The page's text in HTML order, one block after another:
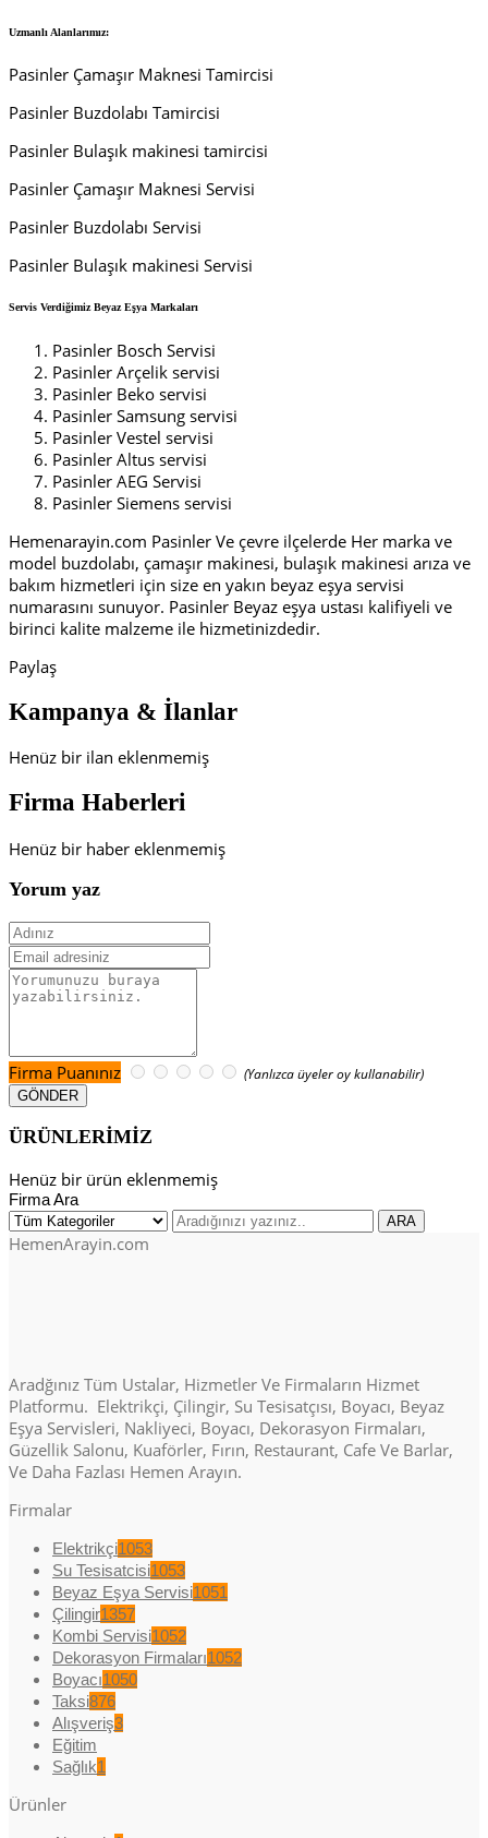
Uzmanlı Alanlarımız:
Pasinler Çamaşır Maknesi Tamircisi
Pasinler Buzdolabı Tamircisi
Pasinler Bulaşık makinesi tamircisi
Pasinler Çamaşır Maknesi Servisi
Pasinler Buzdolabı Servisi
Pasinler Bulaşık makinesi Servisi
Servis Verdiğimiz Beyaz Eşya Markaları
Pasinler Bosch Servisi
Pasinler Arçelik servisi
Pasinler Beko servisi
Pasinler Samsung servisi
Pasinler Vestel servisi
Pasinler Altus servisi
Pasinler AEG Servisi
Pasinler Siemens servisi
Hemenarayin.com Pasinler Ve çevre ilçelerde Her marka ve
model buzdolabı, çamaşır makinesi, bulaşık makinesi arıza ve
bakım hizmetleri için size en yakın beyaz eşya servisi
numarasını sunuyor. Pasinler Beyaz eşya ustası kalifiyeli ve
birinci kalite malzeme ile hizmetinizdedir.
Paylaş
Kampanya & İlanlar
Henüz bir ilan eklenmemiş
Firma Haberleri
Henüz bir haber eklenmemiş
Yorum yaz
Firma Puanınız (Yanlızca üyeler oy kullanabilir)
ÜRÜNLERİMİZ
Henüz bir ürün eklenmemiş
Firma Ara
HemenArayin.com
Aradğınız Tüm Ustalar, Hizmetler Ve Firmaların Hizmet
Platformu. Elektrikçi, Çilingir, Su Tesisatçısı, Boyacı, Beyaz
Eşya Servisleri, Nakliyeci, Boyacı, Dekorasyon Firmaları,
Güzellik Salonu, Kuaförler, Fırın, Restaurant, Cafe Ve Barlar,
Ve Daha Fazlası Hemen Arayın.
Firmalar
Elektrikçi1053
Su Tesisatcisi1053
Beyaz Eşya Servisi1051
Çilingir1357
Kombi Servisi1052
Dekorasyon Firmaları1052
Boyacı1050
Taksi876
Alışveriş3
Eğitim
Sağlık1
Ürünler